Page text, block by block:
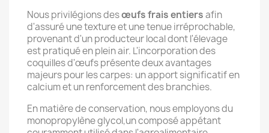
Nous privilégions desœufs frais entiersafin
d'assuré une texture et une tenue irréprochable,
provenant d'un producteur local dont l'élevage
est pratiqué en plein air. L'incorporation des
coquilles d'œufs présente deux avantages
majeurs pour les carpes: un apport significatif en
calcium et un renforcement des branchies.
En matière de conservation, nous employons du
monopropylène glycol,un composé appétant